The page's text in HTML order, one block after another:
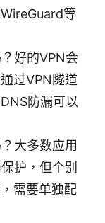
等
好的VPN会
过VPN隧道
防漏可以
大多数应用
护，但个别
需要单独配